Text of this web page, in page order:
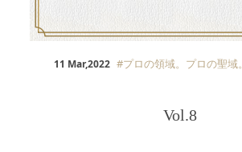
11 Mar,2022 #プロの領域。プロの聖域。
Vol.8
BODY・ HAIR CARE
INNER CARE インナーケア